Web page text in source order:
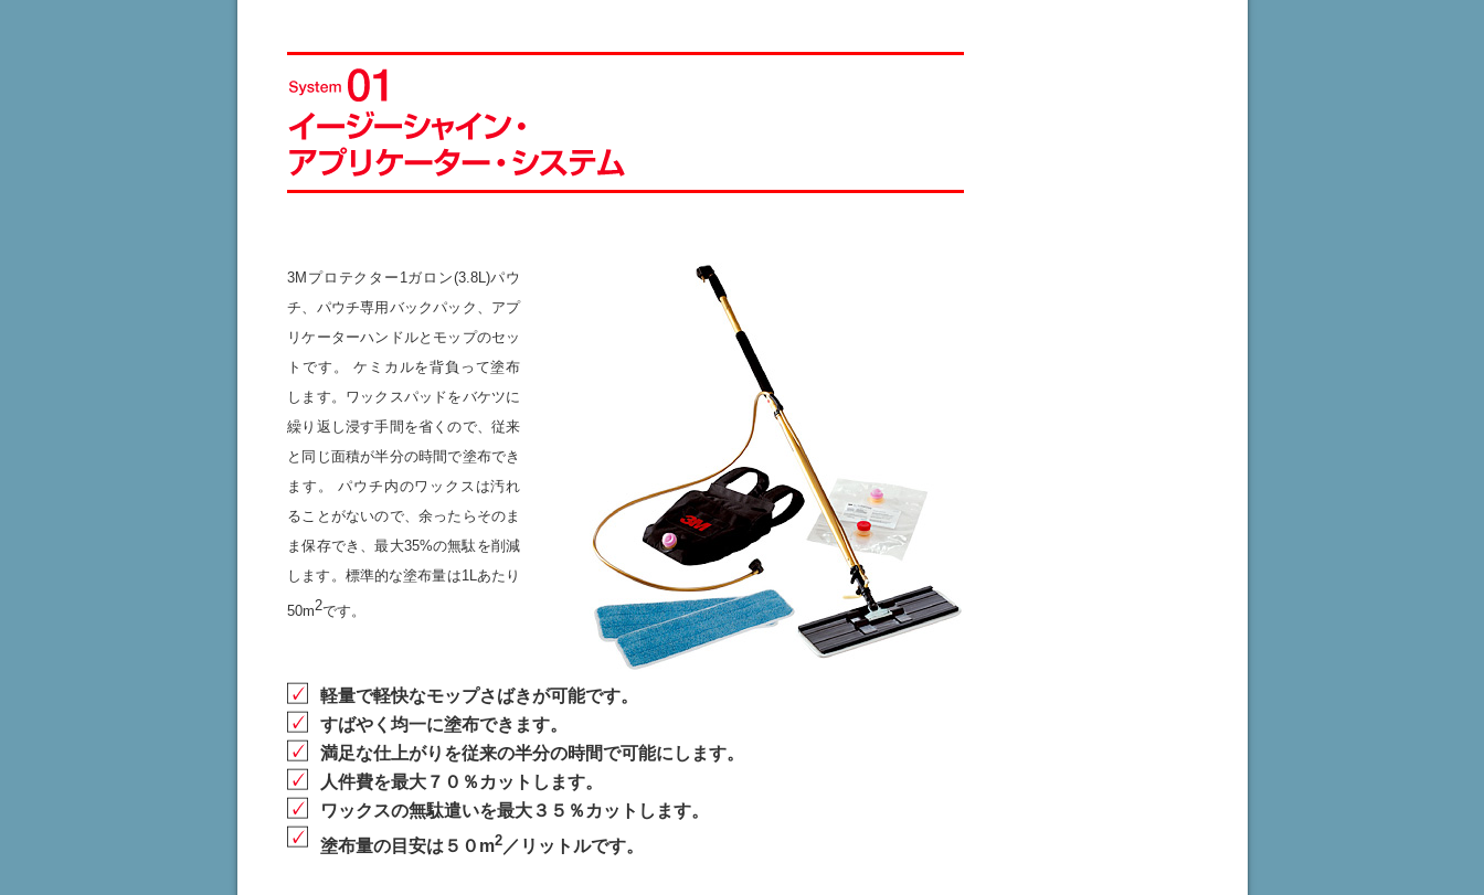
3Mプロテクター1ガロン(3.8L)パウ
チ、パウチ専用バックパック、アプ
リケーターハンドルとモップのセッ
トです。 ケミカルを背負って塗布
します。ワックスパッドをバケツに
繰り返し浸す手間を省くので、従来
と同じ面積が半分の時間で塗布でき
ます。 パウチ内のワックスは汚れ
ることがないので、余ったらそのま
ま保存でき、最大35%の無駄を削減
します。標準的な塗布量は1Lあたり
50m2です。
軽量で軽快なモップさばきが可能です。
すばやく均一に塗布できます。
満足な仕上がりを従来の半分の時間で可能にします。
人件費を最大７０％カットします。
ワックスの無駄遣いを最大３５％カットします。
塗布量の目安は５０m2 ／リットルです。